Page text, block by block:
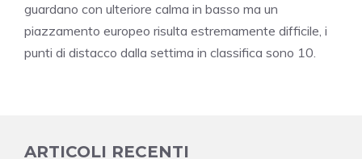
guardano con ulteriore calma in basso ma un
piazzamento europeo risulta estremamente difficile, i
punti di distacco dalla settima in classifica sono 10.
ARTICOLI RECENTI